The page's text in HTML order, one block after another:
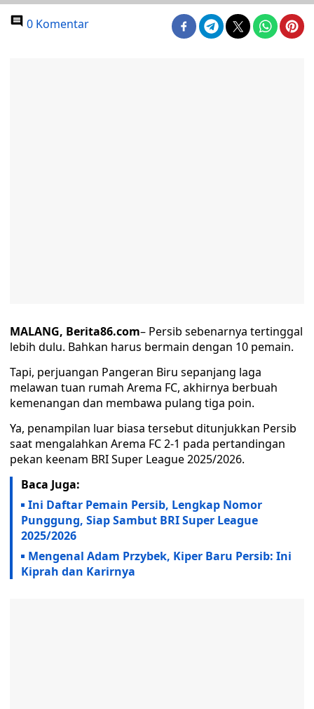
0 Komentar
MALANG, Berita86.com– Persib sebenarnya tertinggal
lebih dulu. Bahkan harus bermain dengan 10 pemain.
Tapi, perjuangan Pangeran Biru sepanjang laga
melawan tuan rumah Arema FC, akhirnya berbuah
kemenangan dan membawa pulang tiga poin.
Ya, penampilan luar biasa tersebut ditunjukkan Persib
saat mengalahkan Arema FC 2-1 pada pertandingan
pekan keenam BRI Super League 2025/2026.
Baca Juga:
Ini Daftar Pemain Persib, Lengkap Nomor
Punggung, Siap Sambut BRI Super League
2025/2026
Mengenal Adam Przybek, Kiper Baru Persib: Ini
Kiprah dan Karirnya